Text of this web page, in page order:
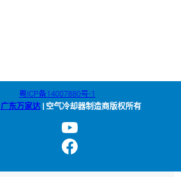
粤ICP备14007880号-1
广东万家达| 空气冷却器制造商版权所有